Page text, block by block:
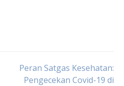
Peran Satgas Kesehatan:
Pengecekan Covid-19 di